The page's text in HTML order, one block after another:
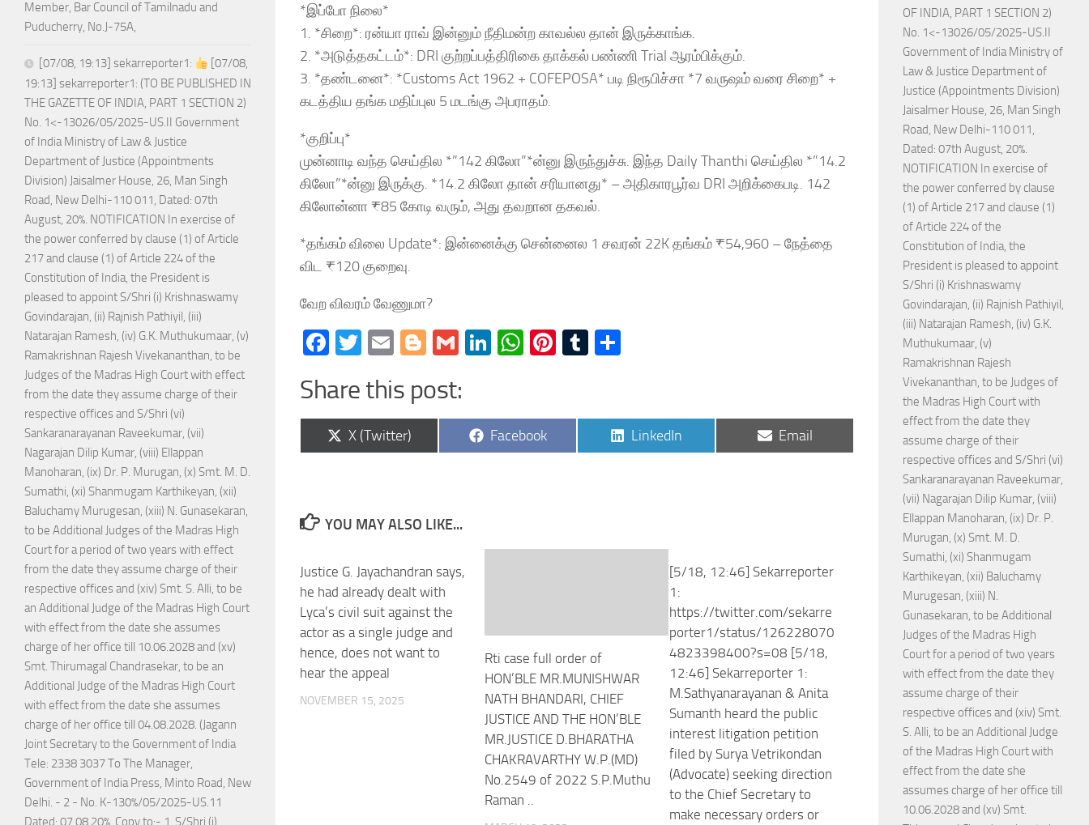
*இப்போ நிலை*
1. *சிறை*: ரன்யா ராவ் இன்னும் நீதிமன்ற காவல்ல தான் இருக்காங்க.
2. *அடுத்தகட்டம்*: DRI குற்றப்பத்திரிகை தாக்கல் பண்ணி Trial ஆரம்பிக்கும்.
3. *தண்டனை*: *Customs Act 1962 + COFEPOSA* படி நிரூபிச்சா *7 வருஷம் வரை சிறை* +
கடத்திய தங்க மதிப்புல 5 மடங்கு அபராதம்.
*குறிப்பு*
முன்னாடி வந்த செய்தில *”142 கிலோ”*ன்னு இருந்துச்சு. இந்த Daily Thanthi செய்தில *”14.2
கிலோ”*ன்னு இருக்கு. *14.2 கிலோ தான் சரியானது* – அதிகாரபூர்வ DRI அறிக்கைபடி. 142
கிலோன்னா ₹85 கோடி வரும், அது தவறான தகவல்.
*தங்கம் விலை Update*: இன்னைக்கு சென்னைல 1 சவரன் 22K தங்கம் ₹54,960 – நேத்தை
விட ₹120 குறைவு.
வேற விவரம் வேணுமா?
Facebook
Twitter
EmailBlogger
GmailLinkedIn
WhatsApp
Pinterest
Tumblr
Share this post:
Share
on
X (Twitter)
Share
on
Facebook
Share
on
LinkedIn
Share
on
Email
YOU MAY ALSO LIKE...
Justice G. Jayachandran says,
he had already dealt with
Lyca’s civil suit against the
actor as a single judge and
hence, does not want to
hear the appeal
NOVEMBER 15, 2025
Rti case full order of
HON’BLE MR.MUNISHWAR
NATH BHANDARI, CHIEF
JUSTICE AND THE HON’BLE
MR.JUSTICE D.BHARATHA
CHAKRAVARTHY W.P.(MD)
No.2549 of 2022 S.P.Muthu
Raman ..
[5/18, 12:46] Sekarreporter
1:
https://twitter.com/sekarre
porter1/status/126228070
4823398400?s=08 [5/18,
12:46] Sekarreporter 1:
M.Sathyanarayanan & Anita
Sumanth heard the public
interest litigation petition
filed by Surya Vetrikondan
(Advocate) seeking direction
to the Chief Secretary to
make necessary orders or
Member, Bar Council of Tamilnadu and
Puducherry, No.J-75A,
[07/08, 19:13] sekarreporter1:
[07/08,
19:13] sekarreporter1: (TO BE PUBLISHED IN
THE GAZETTE OF INDIA, PART 1 SECTION 2)
No. 1<-13026/05/2025-US.II Government
of India Ministry of Law & Justice
Department of Justice (Appointments
Division) Jaisalmer House, 26, Man Singh
Road, New Delhi-110 011, Dated: 07th
August, 20%. NOTIFICATION In exercise of
the power conferred by clause (1) of Article
217 and clause (1) of Article 224 of the
Constitution of India, the President is
pleased to appoint S/Shri (i) Krishnaswamy
Govindarajan, (ii) Rajnish Pathiyil, (iii)
Natarajan Ramesh, (iv) G.K. Muthukumaar, (v)
Ramakrishnan Rajesh Vivekananthan, to be
Judges of the Madras High Court with effect
from the date they assume charge of their
respective offices and S/Shri (vi)
Sankaranarayanan Raveekumar, (vii)
Nagarajan Dilip Kumar, (viii) Ellappan
Manoharan, (ix) Dr. P. Murugan, (x) Smt. M. D.
Sumathi, (xi) Shanmugam Karthikeyan, (xii)
Baluchamy Murugesan, (xiii) N. Gunasekaran,
to be Additional Judges of the Madras High
Court for a period of two years with effect
from the date they assume charge of their
respective offices and (xiv) Smt. S. Alli, to be
an Additional Judge of the Madras High Court
with effect from the date she assumes
charge of her office till 10.06.2028 and (xv)
Smt. Thirumagal Chandrasekar, to be an
Additional Judge of the Madras High Court
with effect from the date she assumes
charge of her office till 04.08.2028. (Jagann
Joint Secretary to the Government of India
Tele: 2338 3037 To The Manager,
Government of India Press, Minto Road, New
Delhi. - 2 - No. K-130%/05/2025-US.11
Dated: 07.08.20%. Copy to:- 1. S/Shri (i)
OF INDIA, PART 1 SECTION 2)
No. 1<-13026/05/2025-US.II
Government of India Ministry of
Law & Justice Department of
Justice (Appointments Division)
Jaisalmer House, 26, Man Singh
Road, New Delhi-110 011,
Dated: 07th August, 20%.
NOTIFICATION In exercise of
the power conferred by clause
(1) of Article 217 and clause (1)
of Article 224 of the
Constitution of India, the
President is pleased to appoint
S/Shri (i) Krishnaswamy
Govindarajan, (ii) Rajnish Pathiyil,
(iii) Natarajan Ramesh, (iv) G.K.
Muthukumaar, (v)
Ramakrishnan Rajesh
Vivekananthan, to be Judges of
the Madras High Court with
effect from the date they
assume charge of their
respective offices and S/Shri (vi)
Sankaranarayanan Raveekumar,
(vii) Nagarajan Dilip Kumar, (viii)
Ellappan Manoharan, (ix) Dr. P.
Murugan, (x) Smt. M. D.
Sumathi, (xi) Shanmugam
Karthikeyan, (xii) Baluchamy
Murugesan, (xiii) N.
Gunasekaran, to be Additional
Judges of the Madras High
Court for a period of two years
with effect from the date they
assume charge of their
respective offices and (xiv) Smt.
S. Alli, to be an Additional Judge
of the Madras High Court with
effect from the date she
assumes charge of her office till
10.06.2028 and (xv) Smt.